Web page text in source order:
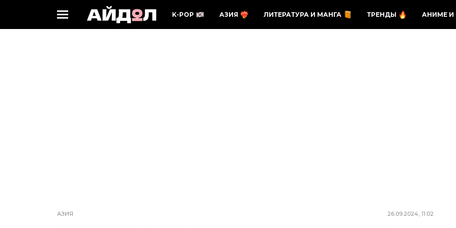
K-POP АЗИЯ ЛИТЕРАТУРА И МАНГА ТРЕНДЫ АНИМЕ И
АЗИЯ 26.09.2024, 11:02